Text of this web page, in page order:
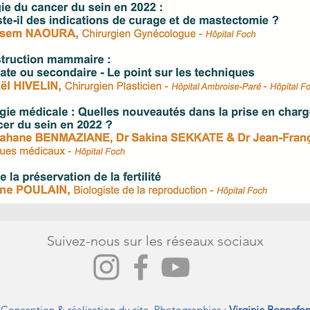
Suivez-nous sur les réseaux sociaux